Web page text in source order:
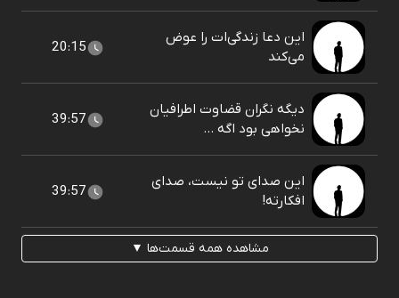
این دعا زندگی‌ات را عوض
می‌کند
20:15
دیگه نگران قضاوت اطرافیان
نخواهی بود اگه ...
39:57
این صدای تو نیست، صدای
افکارته!
39:57
مشاهده همه قسمت‌ها ▼